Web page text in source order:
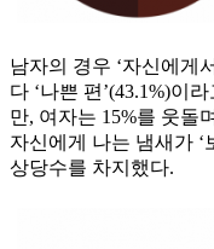
남자의 경우 ‘자신에게
다 ‘나쁜 편’(43.1%)이
만, 여자는 15%를 웃돌
자신에게 나는 냄새가 ‘
상당수를 차지했다.